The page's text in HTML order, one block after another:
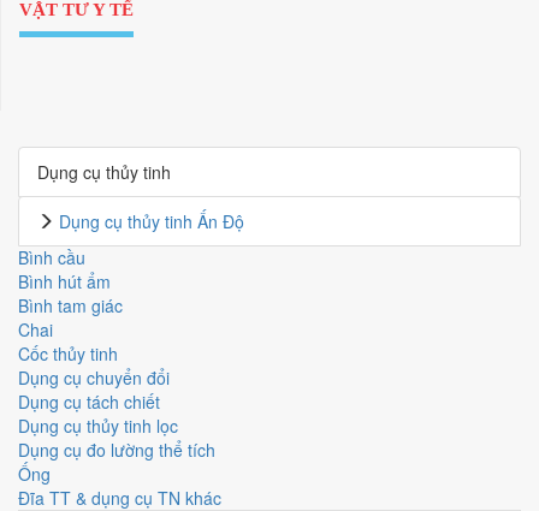
VẬT TƯ Y TẾ
Dụng cụ thủy tinh
Dụng cụ thủy tinh Ấn Độ
Bình cầu
Bình hút ẩm
Bình tam giác
Chai
Cốc thủy tinh
Dụng cụ chuyển đổi
Dụng cụ tách chiết
Dụng cụ thủy tinh lọc
Dụng cụ đo lường thể tích
Ống
Đĩa TT & dụng cụ TN khác